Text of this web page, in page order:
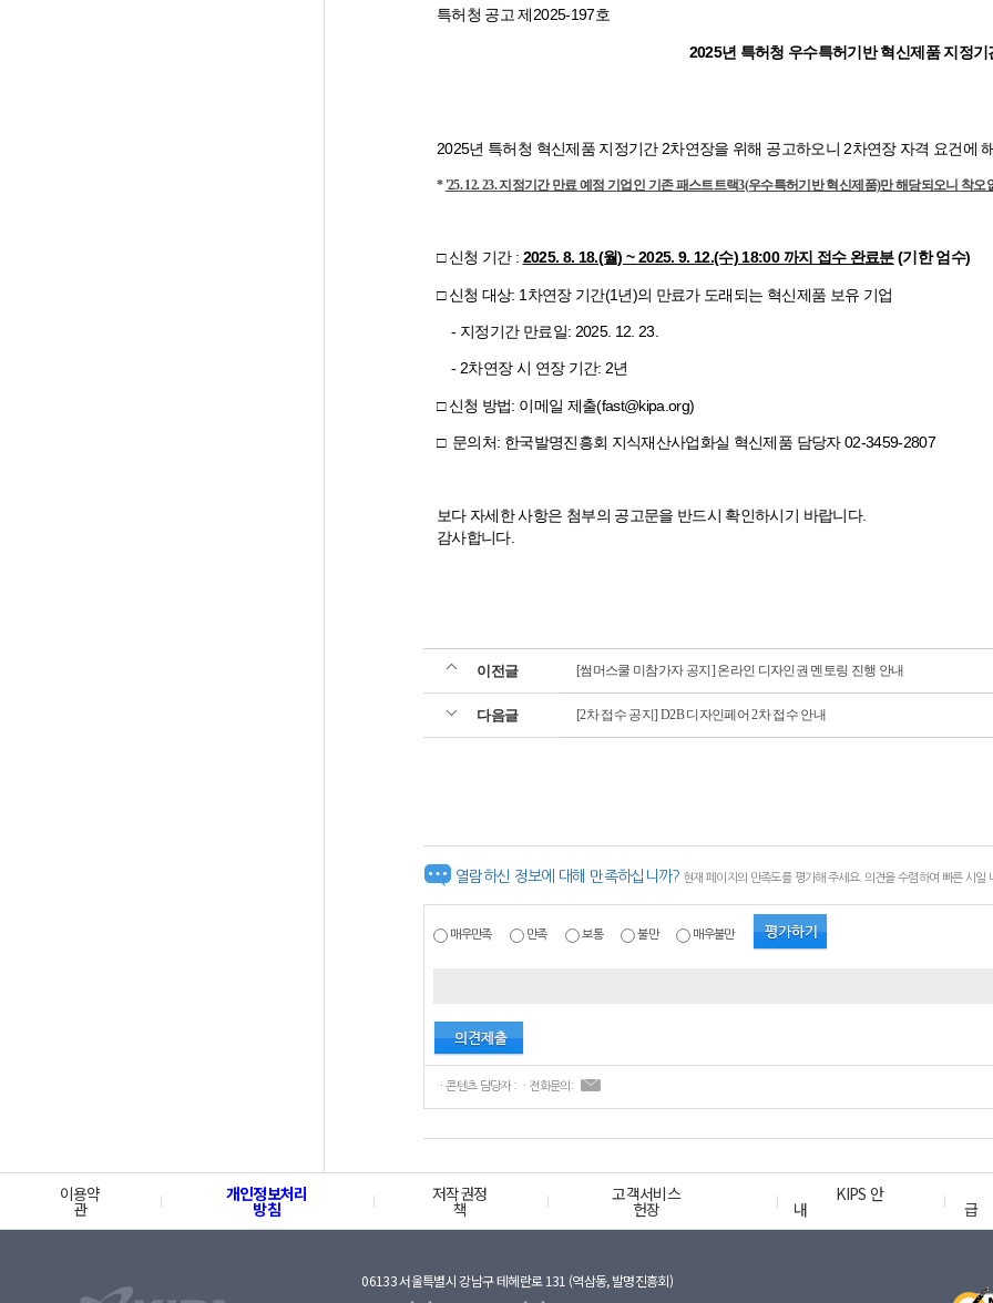
특허청 공고 제2025-197호
2025년 특허청 우수특허기반 혁신제품 지정기
2025년 특허청 혁신제품 지정기간 2차연장을 위해 공고하오니 2차연장 자격 요건에
* '25. 12. 23. 지정기간 만료 예정 기업인 기존 패스트트랙3(우수특허기반 혁신제품)만 해당되오니 착오
□ 신청 기간 : 2025. 8. 18.(월) ~ 2025. 9. 12.(수) 18:00 까지 접수 완료분 (기한 엄수)
□ 신청 대상: 1차연장 기간(1년)의 만료가 도래되는 혁신제품 보유 기업
- 지정기간 만료일: 2025. 12. 23.
- 2차연장 시 연장 기간: 2년
□ 신청 방법: 이메일 제출(fast@kipa.org)
□ 문의처: 한국발명진흥회 지식재산사업화실 혁신제품 담당자 02-3459-2807
보다 자세한 사항은 첨부의 공고문을 반드시 확인하시기 바랍니다.
감사합니다.
이전글 [썸머스쿨 미참가자 공지] 온라인 디자인권 멘토링 진행 안내
다음글 [2차 접수 공지] D2B 디자인페어 2차 접수 안내
열람하신 정보에 대해 만족하십니까? 현재 페이지의 만족도를 평가해 주세요. 의견을 수렴하여 빠른 시일
매우만족 만족 보통 불만 매우불만
ㆍ콘텐츠 담당자 : ㆍ전화문의:
이용약
관
개인정보처리
방침
저작권정
책
고객서비스
헌장
KIPS 안
내 급
06133 서울특별시 강남구 테헤란로 131 (역삼동, 발명진흥회)